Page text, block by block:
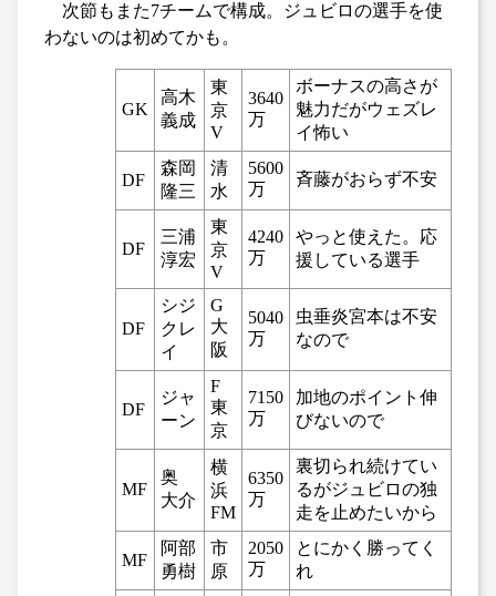
次節もまた7チームで構成。ジュビロの選手を使
わないのは初めてかも。
GK
高木
義成
東
京
V
3640
万
ボーナスの高さが
魅力だがウェズレ
イ怖い
DF
森岡
隆三
清
水
5600
万
斉藤がおらず不安
DF
三浦
淳宏
東
京
V
4240
万
やっと使えた。応
援している選手
DF
シジ
クレ
イ
G
大
阪
5040
万
虫垂炎宮本は不安
なので
DF
ジャ
ーン
F
東
京
7150
万
加地のポイント伸
びないので
MF
奥
大介
横
浜
FM
6350
万
裏切られ続けてい
るがジュビロの独
走を止めたいから
MF
阿部
勇樹
市
原
2050
万
とにかく勝ってく
れ